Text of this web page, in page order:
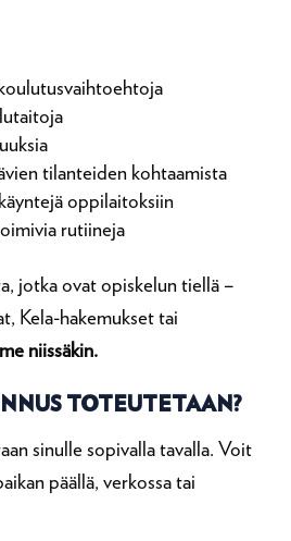
tilanteiden kohtaamista
oppilaitoksiin
rutiineja
jotka ovat opiskelun tiellä –
Kela-hakemukset tai
niissäkin.
TOTEUTETAAN?
sinulle sopivalla tavalla. Voit
päällä, verkossa tai